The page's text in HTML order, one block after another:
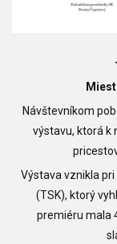
Návštevníkom
výstavu, ktorá k
Výstava vznikla
(TSK), ktorý
premiéru mala